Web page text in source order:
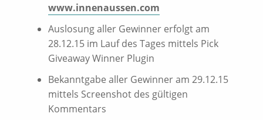
www.innenaussen.com
Auslosung aller Gewinner erfolgt am
28.12.15 im Lauf des Tages mittels Pick
Giveaway Winner Plugin
Bekanntgabe aller Gewinner am 29.12.15
mittels Screenshot des gültigen
Kommentars